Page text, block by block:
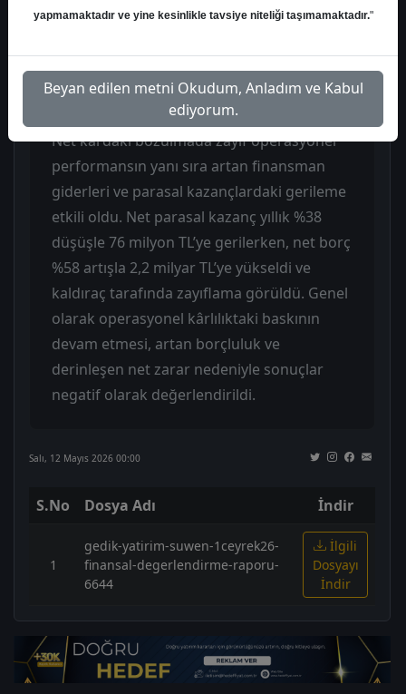
gerçekleşti ve marj %6,6 ile sabit kaldı. Net
belirgin şekilde arttı.
Net kârdaki bozulmada zayıf operasyonel
performansın yanı sıra artan finansman
giderleri ve parasal kazançlardaki gerileme
etkili oldu. Net parasal kazanç yıllık %38
düşüşle 76 milyon TL’ye gerilerken, net borç
%58 artışla 2,2 milyar TL’ye yükseldi ve
kaldıraç tarafında zayıflama görüldü. Genel
olarak operasyonel kârlılıktaki baskının
devam etmesi, artan borçluluk ve
derinleşen net zarar nedeniyle sonuçlar
negatif olarak değerlendirildi.
Salı, 12 Mayıs 2026 00:00
S.No Dosya Adı İndir
1
gedik-yatirim-suwen-1ceyrek26-
finansal-degerlendirme-raporu-
6644
İlgili
Dosyayı
İndir
yapmamaktadır ve yine kesinlikle tavsiye niteliği taşımamaktadır."
Beyan edilen metni Okudum, Anladım ve Kabul
ediyorum.